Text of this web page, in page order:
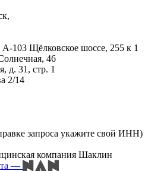
103 Щёлковское шоссе, 255 к 1
46
д. 31, стр. 1
2/14
запроса укажите свой ИНН)
компания Шаклин
—